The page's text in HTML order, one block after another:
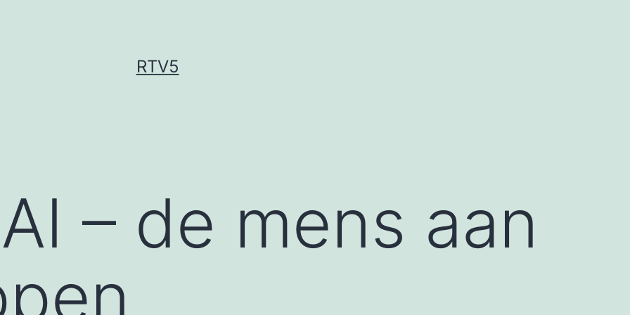
RTV5
– de mens aan